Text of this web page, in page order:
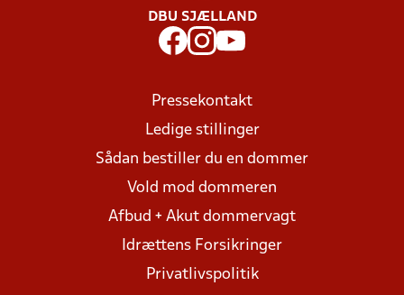
DBU SJÆLLAND
Pressekontakt
Ledige stillinger
Sådan bestiller du en dommer
Vold mod dommeren
Afbud + Akut dommervagt
Idrættens Forsikringer
Privatlivspolitik